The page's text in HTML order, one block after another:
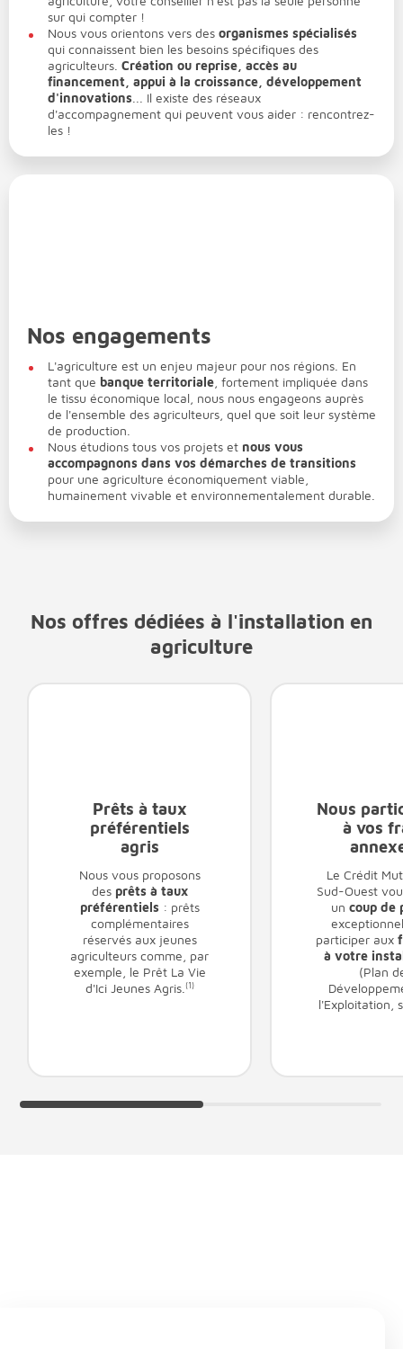
sur qui compter !
Nous vous orientons vers des organismes spécialisés
qui connaissent bien les besoins spécifiques des
agriculteurs. Création ou reprise, accès au
financement, appui à la croissance, développement
d'innovations ... Il existe des réseaux
d'accompagnement qui peuvent vous aider : rencontrez-
les !
Nos engagements
L'agriculture est un enjeu majeur pour nos régions. En
tant que banque territoriale , fortement impliquée dans
le tissu économique local, nous nous engageons auprès
de l'ensemble des agriculteurs, quel que soit leur système
de production.
Nous étudions tous vos projets et nous vous
accompagnons dans vos démarches de transitions
pour une agriculture économiquement viable,
humainement vivable et environnementalement durable.
Nos offres dédiées à l'installation en
agriculture
Prêts à taux
préférentiels
agris
Nous vous proposons
des prêts à taux
préférentiels: prêts
complémentaires
réservés aux jeunes
agriculteurs comme, par
exemple, le Prêt La Vie
d'Ici Jeunes Agris. (1)
Nous
à vos
Le Crédit
Sud-Ouest
un coup de
participer aux
à votre
(Plan
l'Exploitation,